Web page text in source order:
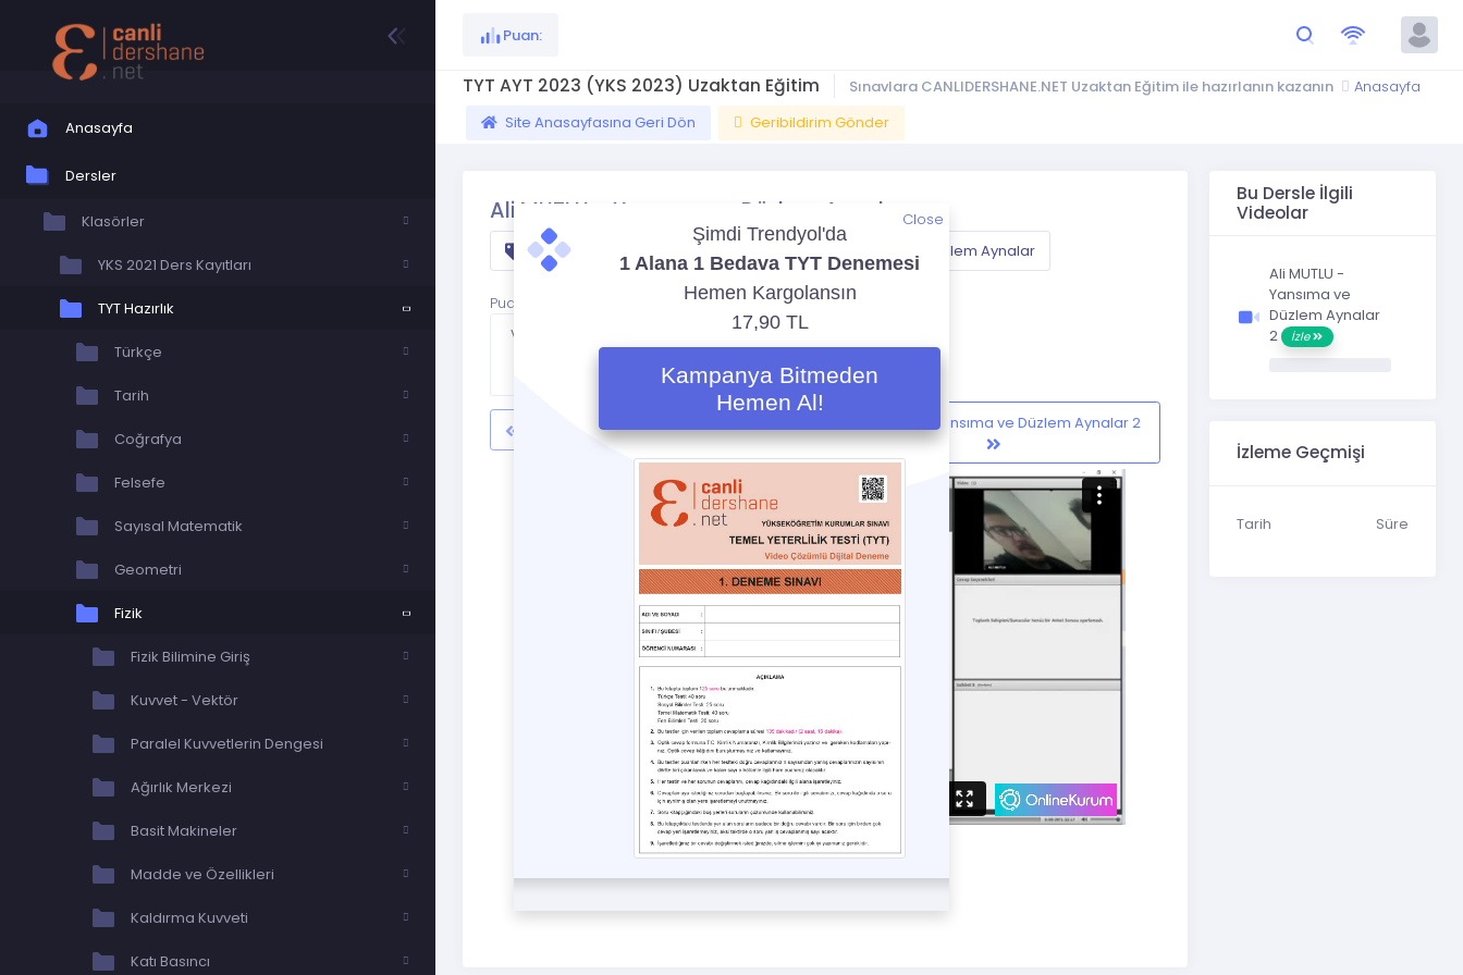
Anasayfa
Dersler
Klasörler
YKS 2021 Ders Kayıtları
TYT Hazırlık
Türkçe
Tarih
Coğrafya
Felsefe
Sayısal Matematik
Geometri
Fizik
Fizik Bilimine Giriş
Kuvvet - Vektör
Paralel Kuvvetlerin Dengesi
Ağırlık Merkezi
Basit Makineler
Madde ve Özellikleri
Kaldırma Kuvveti
Katı Basıncı
Puan:
TYT AYT 2023 (YKS 2023) Uzaktan Eğitim Sınavlara CANLIDERSHANE.NET Uzaktan Eğitim ile hazırlanın kazanın
Anasayfa
Site Anasayfasına Geri Dön
Geribildirim Gönder
Ali MUTLU - Yansıma ve Düzlem Aynalar
Tyt fizik yks Yansima ve Duzlem Aynalar
Puan:
Videoya Bitince
Ali MUTLU - Yansıma ve Düzlem Aynalar 2
Bu Dersle İlgili
Videolar
Ali MUTLU -
Yansıma ve
Düzlem Aynalar
2
İzle
İzleme Geçmişi
Tarih Süre
Close